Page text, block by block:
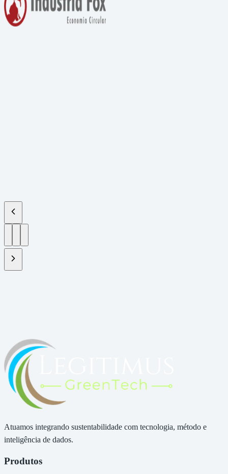
Fale com um especialista
Atuamos integrando sustentabilidade com tecnologia, método e
inteligência de dados.
Produtos